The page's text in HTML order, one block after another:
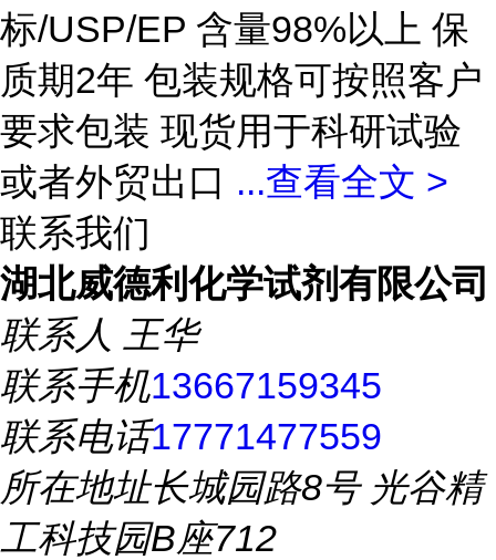
标/USP/EP 含量98%以上 保
质期2年 包装规格可按照客户
要求包装 现货用于科研试验
或者外贸出口 ...查看全文 >
联系我们
湖北威德利化学试剂有限公司
联系人 王华
联系手机13667159345
联系电话17771477559
所在地址长城园路8号 光谷精
工科技园B座712